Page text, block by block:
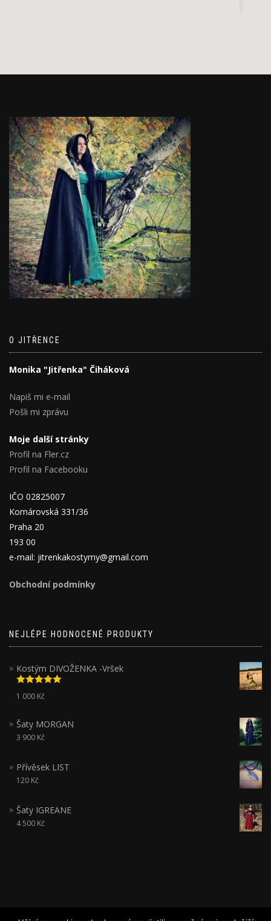
O JITŘENCE
Monika "Jitřenka" Čiháková
Napiš mi e-mail
Pošli mi zprávu
Moje další stránky
Profil na Fler.cz
Profil na Facebooku
IČO 02825007
Komárovská 331/36
Praha 20
193 00
e-mail: jitrenkakostymy@gmail.com
Obchodní podmínky
NEJLÉPE HODNOCENÉ PRODUKTY
Kostým DIVOŽENKA -Vršek
Hodnocení
5.00z 5
1 000 Kč
Šaty MORGAN
3 900 Kč
Přívěsek LIST
120 Kč
Šaty IGREANE
4 500 Kč